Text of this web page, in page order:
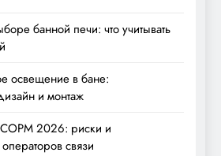
банной печи: что учитывать
освещение в бане:
и монтаж
2026: риски и
операторов связи